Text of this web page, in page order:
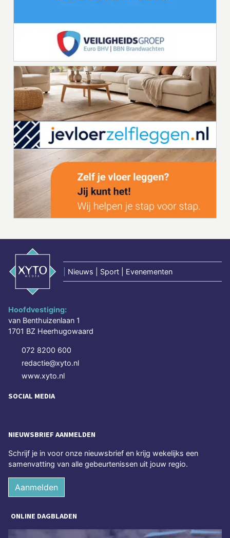
Nieuws | Sport | Evenementen
Hoofdvestiging:
van Benthuizenlaan 1
1701 BZ Heerhugowaard
072 8200 600
redactie@xyto.nl
www.xyto.nl
SOCIAL MEDIA
NIEUWSBRIEF AANMELDEN
Schrijf je in voor onze nieuwsbrief en krijg wekelijks een
samenvatting van alle gebeurtenissen uit jouw regio.
Aanmelden
ONLINE DAGBLADEN